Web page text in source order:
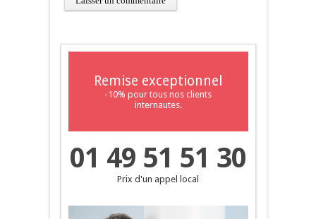
Remise exceptionnel
-10% pour tous nos clients
internautes.
01 49 51 51 30
Prix d'un appel local